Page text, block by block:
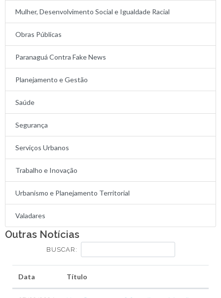
Mulher, Desenvolvimento Social e Igualdade Racial
Obras Públicas
Paranaguá Contra Fake News
Planejamento e Gestão
Saúde
Segurança
Serviços Urbanos
Trabalho e Inovação
Urbanismo e Planejamento Territorial
Valadares
Outras Notícias
BUSCAR:
Data Título